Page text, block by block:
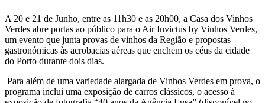
A 20 e 21 de Junho, entre as 11h30 e as 20h00, a Casa dos Vinhos
Verdes abre portas ao público para o Air Invictus by Vinhos Verdes,
um evento que junta provas de vinhos da Região e propostas
gastronómicas às acrobacias aéreas que enchem os céus da cidade
do Porto durante dois dias.
Para além de uma variedade alargada de Vinhos Verdes em prova, o
programa inclui uma exposição de carros clássicos, o acesso à